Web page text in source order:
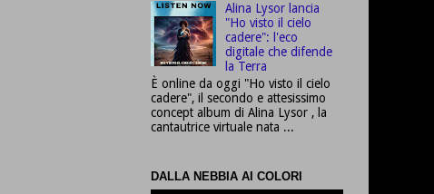
Alina Lysor lancia
"Ho visto il cielo
cadere": l'eco
digitale che difende
la Terra
È online da oggi "Ho visto il cielo
cadere", il secondo e attesissimo
concept album di Alina Lysor , la
cantautrice virtuale nata ...
DALLA NEBBIA AI COLORI